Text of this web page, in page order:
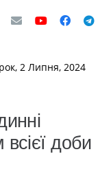
2 Липня, 2024
доби